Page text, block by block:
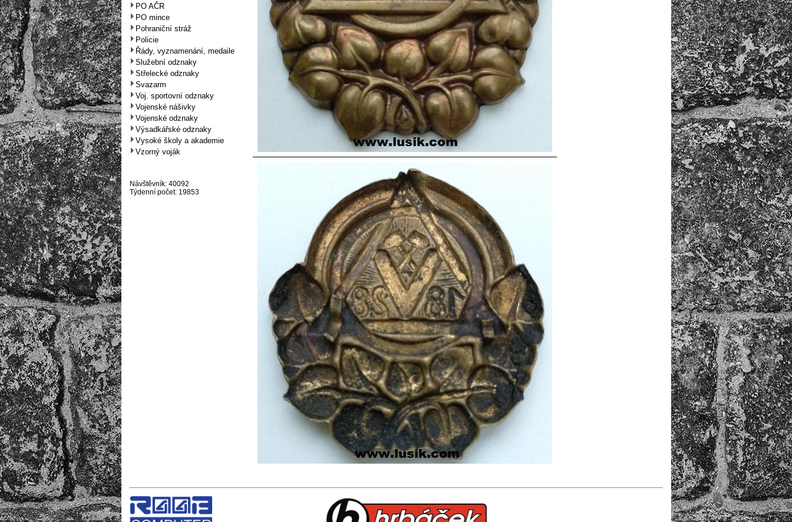
PO AČR
PO mince
Pohraniční stráž
Policie
Řády, vyznamenání, medaile
Služební odznaky
Střelecké odznaky
Svazarm
Voj. sportovní odznaky
Vojenské nášivky
Vojenské odznaky
Výsadkářské odznaky
Vysoké školy a akademie
Vzorný voják
Návštěvník: 40092
Týdenní počet: 19853